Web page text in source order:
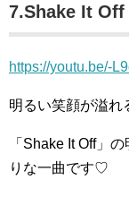
7.Shake It
https://youtu.be/-
明るい笑顔が溢れ
「Shake It Off」
りな一曲です♡